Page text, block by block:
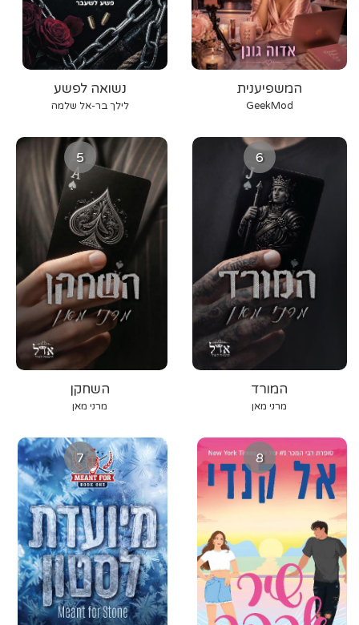
נשואה לפשע
לילך בר-אל שלמה
המשפיענית
GeekMod
5
השחקן
מרני מאן
6
המורד
מרני מאן
7 8